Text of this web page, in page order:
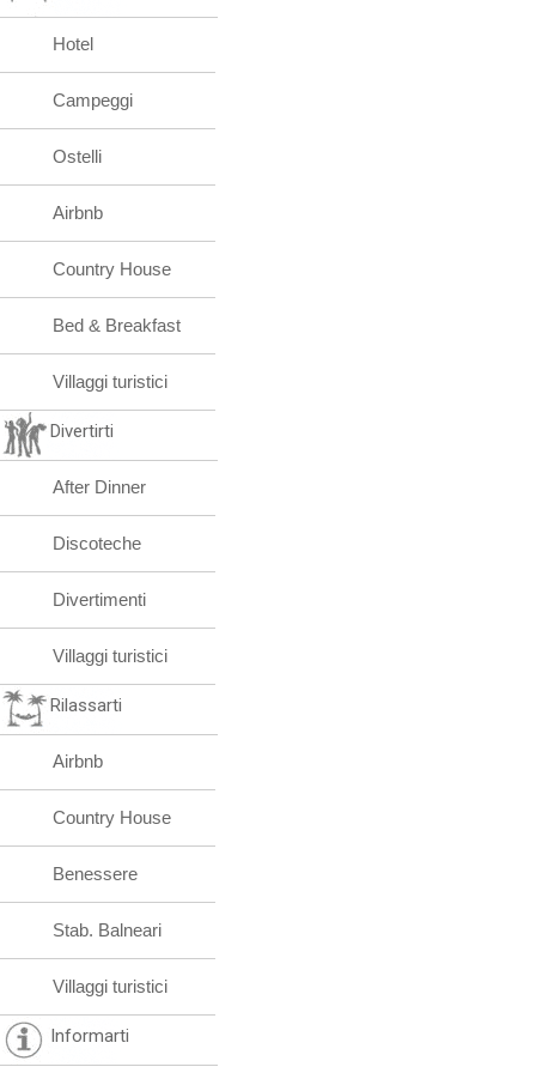
Hotel
Campeggi
Ostelli
Airbnb
Country House
Bed & Breakfast
Villaggi turistici
Divertirti
After Dinner
Discoteche
Divertimenti
Villaggi turistici
Rilassarti
Airbnb
Country House
Benessere
Stab. Balneari
Villaggi turistici
Informarti